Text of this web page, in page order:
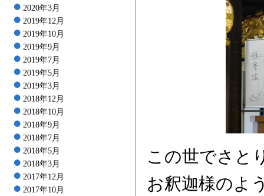
2020年3月
2019年12月
2019年10月
2019年9月
2019年7月
2019年5月
2019年3月
2018年12月
2018年10月
2018年9月
2018年7月
2018年5月
2018年3月
2017年12月
2017年10月
この世でさと
お釈迦様のよ